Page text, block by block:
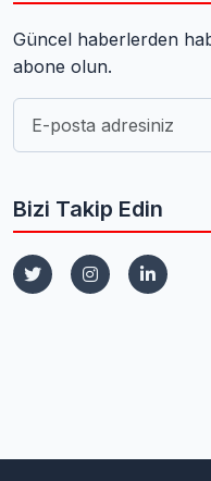
Güncel haberlerden
abone olun.
Bizi Takip Edin